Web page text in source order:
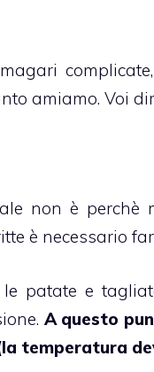
amiamo. Voi
non è
è necessario
patate e
A questo
temperatura